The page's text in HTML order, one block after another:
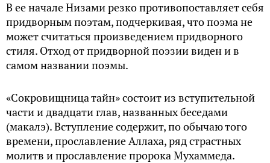
В ее начале Низами резко противопоставляет себя
придворным поэтам, подчеркивая, что поэма не
может считаться произведением придворного
стиля. Отход от придворной поэзии виден и в
самом названии поэмы.
«Сокровищница тайн» состоит из вступительной
части и двадцати глав, названных беседами
(макалэ). Вступление содержит, по обычаю того
времени, прославление Аллаха, ряд страстных
молитв и прославление пророка Мухаммеда.